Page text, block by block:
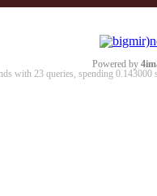
Powered by
with 23 queries, spending